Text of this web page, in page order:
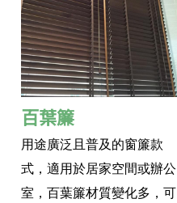
百葉簾
用途廣泛且普及的窗簾款
式，適用於居家空間或辦公
室，百葉簾材質變化多，可